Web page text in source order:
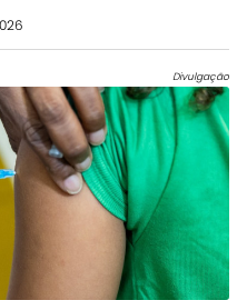
Divulgação